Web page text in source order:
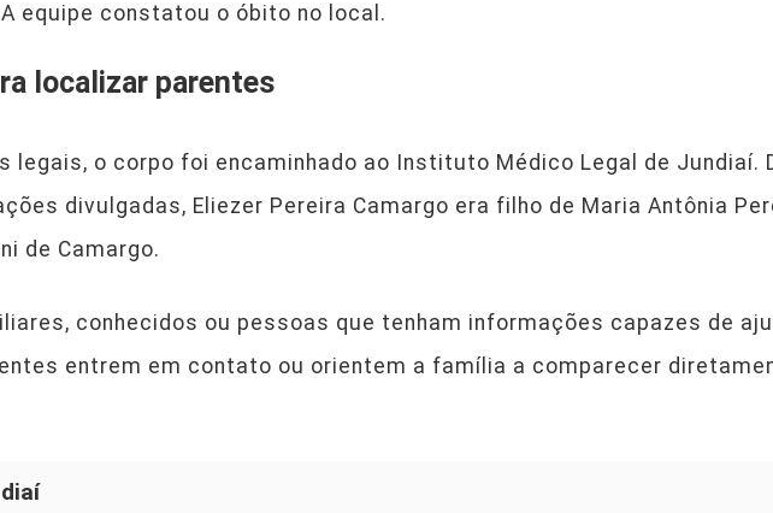
equipe constatou o óbito no local.
localizar parentes
legais, o corpo foi encaminhado ao Instituto Médico Legal de Jundiaí.
divulgadas, Eliezer Pereira Camargo era filho de Maria Antônia
de Camargo.
conhecidos ou pessoas que tenham informações capazes de
entrem em contato ou orientem a família a comparecer